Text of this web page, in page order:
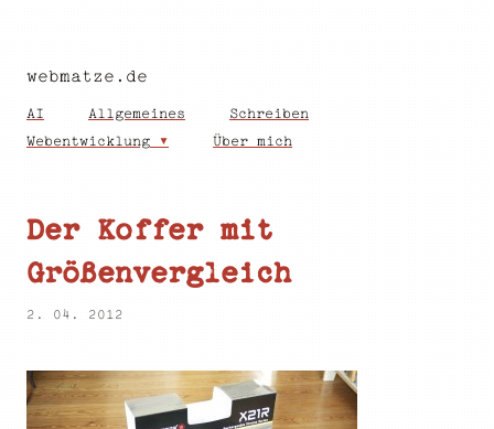
webmatze.de
AI Allgemeines Schreiben
Webentwicklung Über mich
Der Koffer mit
Größenvergleich
2. 04. 2012